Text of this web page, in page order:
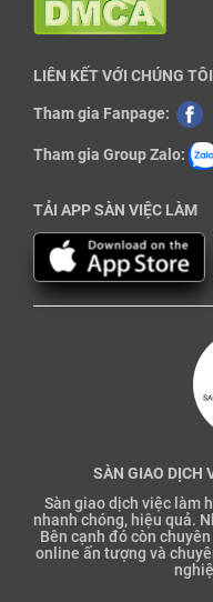
LIÊN KẾT VỚI CHÚNG TÔI
Tham gia Fanpage:
Tham gia Group Zalo:
TẢI APP SÀN VIỆC LÀM
SÀN GIAO DỊCH
Sàn giao dịch việc làm
nhanh chóng, hiệu quả.
Bên cạnh đó còn
online ấn tượng và